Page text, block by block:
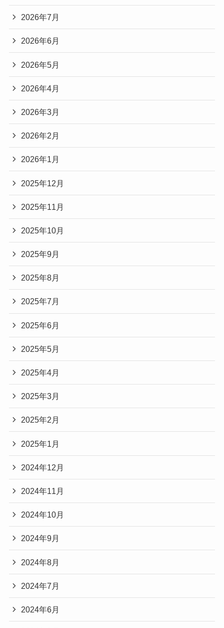
2026年7月
2026年6月
2026年5月
2026年4月
2026年3月
2026年2月
2026年1月
2025年12月
2025年11月
2025年10月
2025年9月
2025年8月
2025年7月
2025年6月
2025年5月
2025年4月
2025年3月
2025年2月
2025年1月
2024年12月
2024年11月
2024年10月
2024年9月
2024年8月
2024年7月
2024年6月